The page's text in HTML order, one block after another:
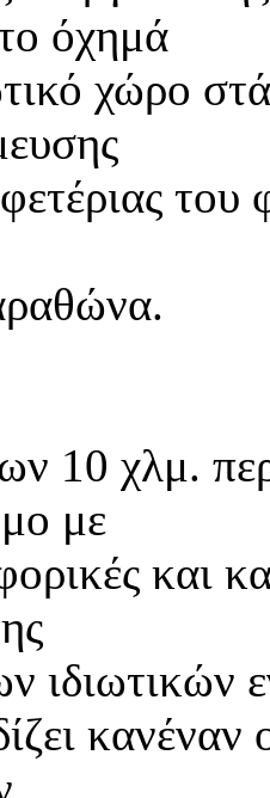
όχημά
χώρο
του
10 χλμ.
με
και
ιδιωτικών
κανέναν